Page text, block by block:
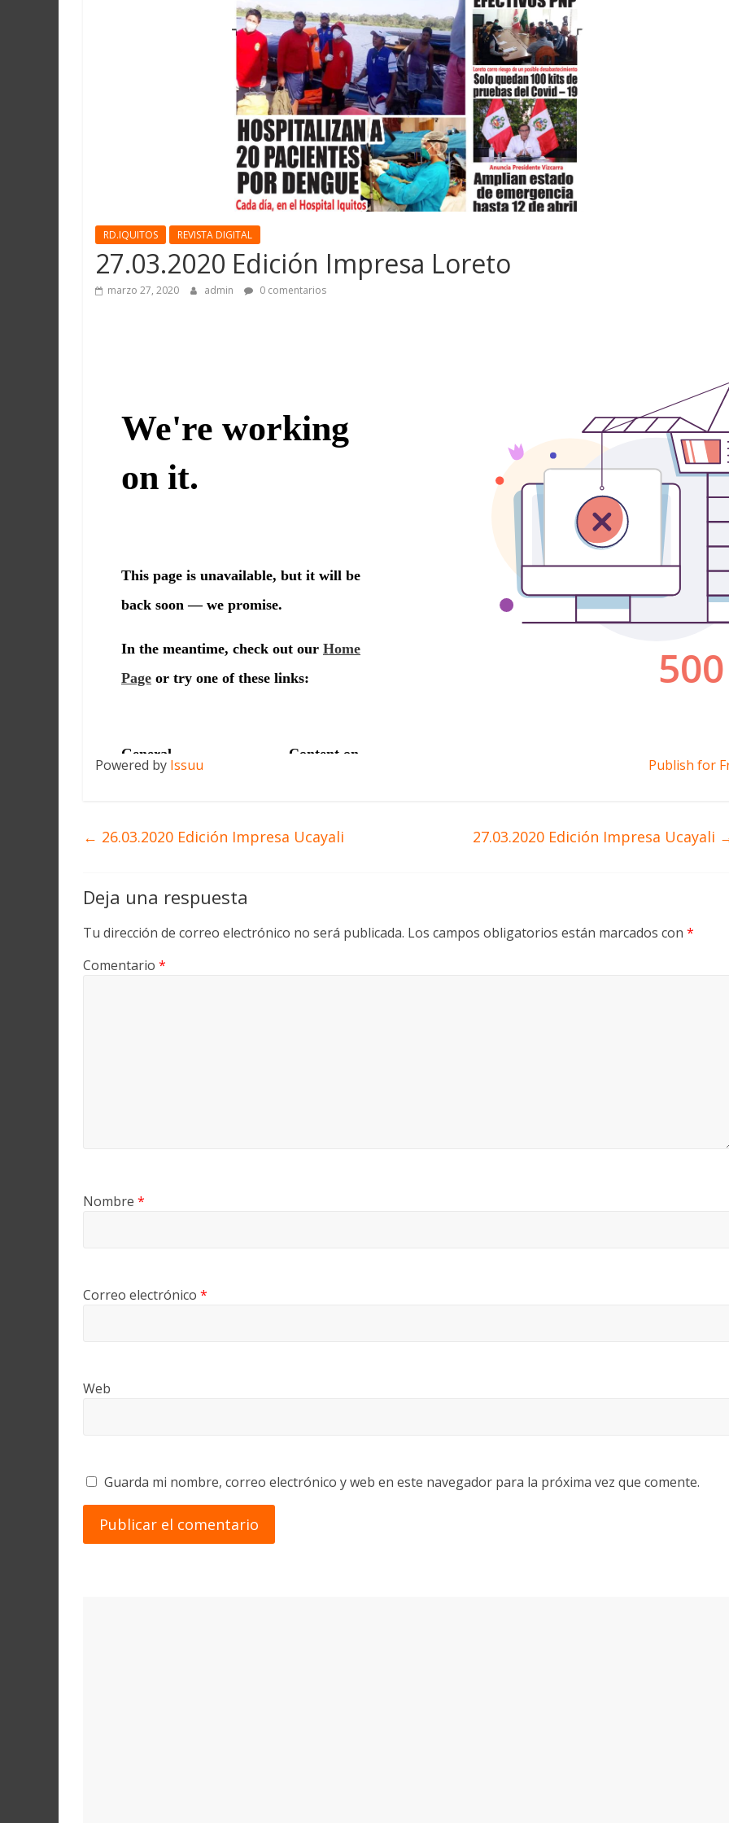
RD.IQUITOS REVISTA DIGITAL
27.03.2020 Edición Impresa Loreto
marzo 27, 2020 admin 0 comentarios
Powered by Issuu Publish for
← 26.03.2020 Edición Impresa Ucayali 27.03.2020 Edición Impresa Ucayali
Deja una respuesta
Tu dirección de correo electrónico no será publicada. Los campos obligatorios están marcados con *
Comentario *
Nombre *
Correo electrónico *
Web
Guarda mi nombre, correo electrónico y web en este navegador para la próxima vez que comente.